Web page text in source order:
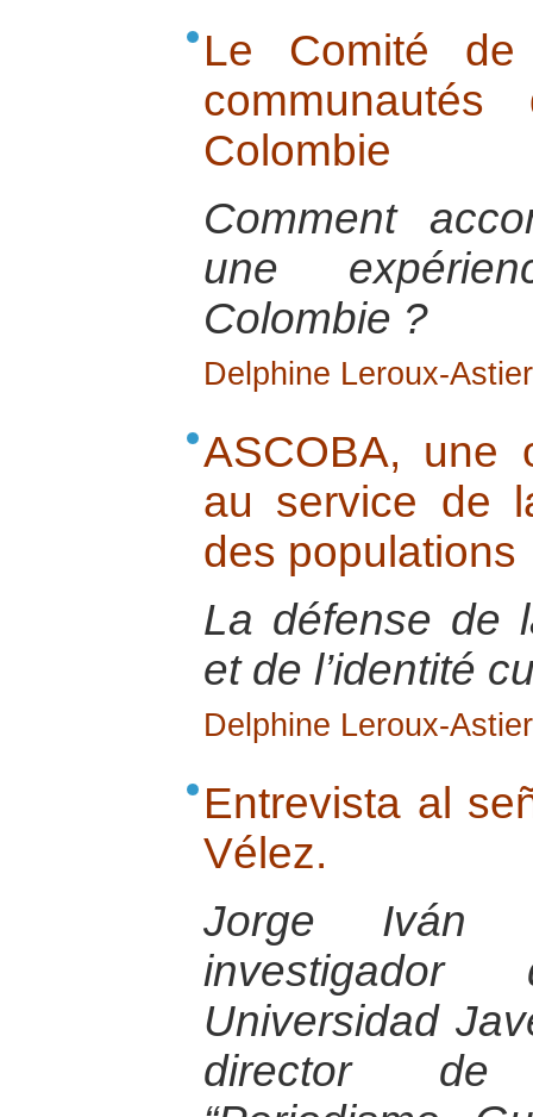
Le Comité
Colombie
Comment
une
Colombie ?
Delphine Leroux-Astier
ASCOBA, une
au service de
des populations
La défense de
et de l’identité
Delphine Leroux-Astier
Entrevista al
Vélez.
Jorge Iván
Universidad
director de